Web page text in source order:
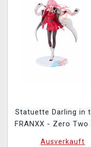
Statuette Darling in
FRANXX - Zero Two
Ausverkauft